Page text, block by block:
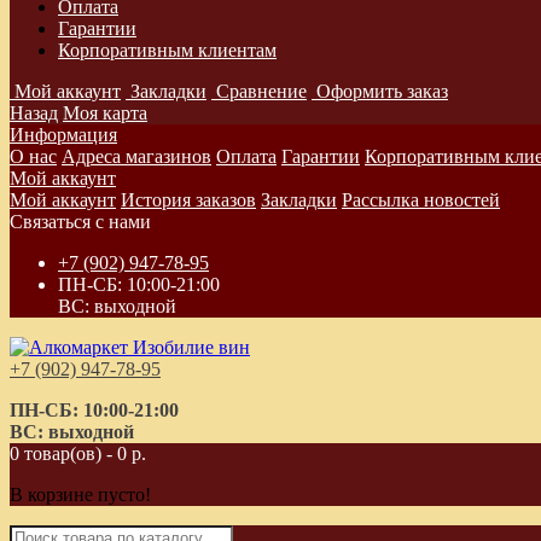
Оплата
Гарантии
Корпоративным клиентам
Мой аккаунт Закладки Сравнение Оформить заказ
Назад Моя карта
Информация
О нас Адреса магазинов Оплата Гарантии Корпоративным
Мой аккаунт
Мой аккаунт История заказов Закладки Рассылка новостей
Связаться с нами
+7 (902) 947-78-95
ПН-СБ: 10:00-21:00
ВС: выходной
+7 (902) 947-78-95
ПН-СБ: 10:00-21:00
ВС: выходной
0 товар(ов) - 0 р.
В корзине пусто!